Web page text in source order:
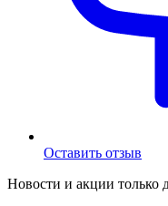
Оставить отзыв
Новости и акции только